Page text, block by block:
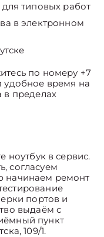
типовых работ
в электронном
по номеру +7
время на
в пределах
ноутбук в сервис.
согласуем
начинаем ремонт
портов и
выдаём с
пункт
109/1.